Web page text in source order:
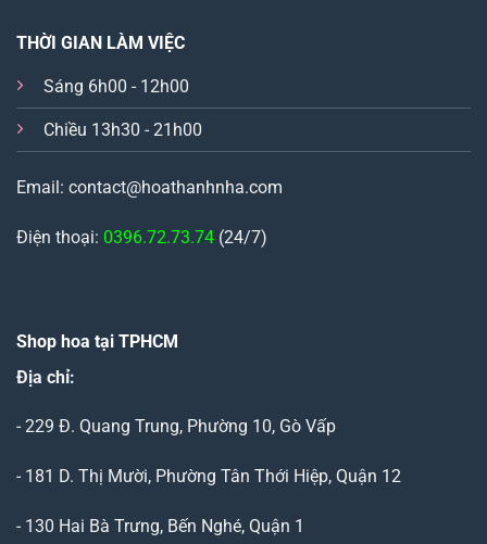
THỜI GIAN LÀM VIỆC
Sáng 6h00 - 12h00
Chiều 13h30 - 21h00
Email: contact@hoathanhnha.com
Điện thoại: 0396.72.73.74 (24/7)
Shop hoa tại TPHCM
Địa chỉ:
- 229 Đ. Quang Trung, Phường 10, Gò Vấp
- 181 D. Thị Mười, Phường Tân Thới Hiệp, Quận 12
- 130 Hai Bà Trưng, Bến Nghé, Quận 1